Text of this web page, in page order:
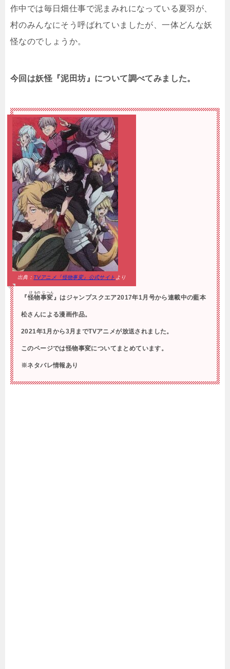
作中では毎日畑仕事で泥まみれになっている夏羽が、
村のみんなにそう呼ばれていましたが、一体どんな妖
怪なのでしょうか。
今回は妖怪 『泥田坊』 について調べてみました。
出典： TVアニメ『怪物事変』公式サイト より
『怪
け
物
もの
事
じ
変
へん
』はジャンプスクエア2017年1月号から連載中の藍本
松さんによる漫画作品。
2021年1月から3月までTVアニメが放送されました。
このページでは怪物事変についてまとめています。
※ネタバレ情報あり